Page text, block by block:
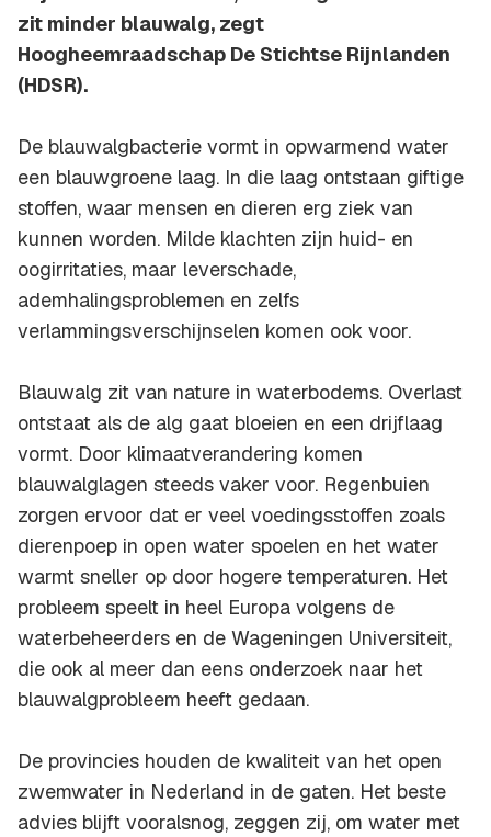
zit minder blauwalg, zegt
Hoogheemraadschap De Stichtse Rijnlanden
(HDSR).
De blauwalgbacterie vormt in opwarmend water
een blauwgroene laag. In die laag ontstaan giftige
stoffen, waar mensen en dieren erg ziek van
kunnen worden. Milde klachten zijn huid- en
oogirritaties, maar leverschade,
ademhalingsproblemen en zelfs
verlammingsverschijnselen komen ook voor.
Blauwalg zit van nature in waterbodems. Overlast
ontstaat als de alg gaat bloeien en een drijflaag
vormt. Door klimaatverandering komen
blauwalglagen steeds vaker voor. Regenbuien
zorgen ervoor dat er veel voedingsstoffen zoals
dierenpoep in open water spoelen en het water
warmt sneller op door hogere temperaturen. Het
probleem speelt in heel Europa volgens de
waterbeheerders en de Wageningen Universiteit,
die ook al meer dan eens onderzoek naar het
blauwalgprobleem heeft gedaan.
De provincies houden de kwaliteit van het open
zwemwater in Nederland in de gaten. Het beste
advies blijft vooralsnog, zeggen zij, om water met